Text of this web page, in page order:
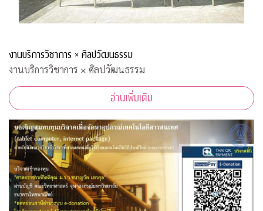
งานบริการวิชาการ × ศิลปวัฒนธรรม
งานบริการวิชาการ × ศิลปวัฒนธรรม
อ่านเพิ่มเติม